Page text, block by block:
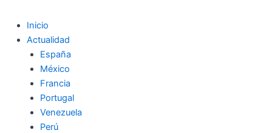
Inicio
Actualidad
España
México
Francia
Portugal
Venezuela
Perú